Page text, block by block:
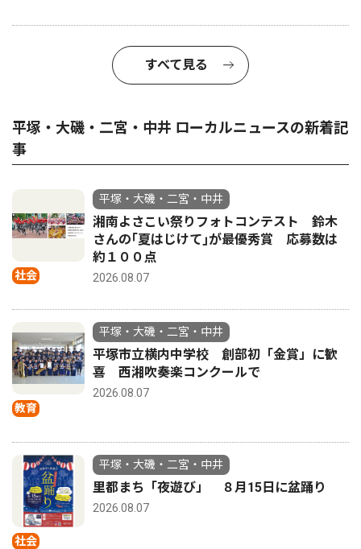
すべて見る
平塚・大磯・二宮・中井 ローカルニュースの新着記
事
社会
平塚・大磯・二宮・中井
湘南よさこい祭りフォトコンテスト 鈴木
さんの｢夏はじけて｣が最優秀賞 応募数は
約１００点
2026.08.07
教育
平塚・大磯・二宮・中井
平塚市立横内中学校 創部初「金賞」に歓
喜 西湘吹奏楽コンクールで
2026.08.07
社会
平塚・大磯・二宮・中井
里都まち「夜遊び」 ８月15日に盆踊り
2026.08.07